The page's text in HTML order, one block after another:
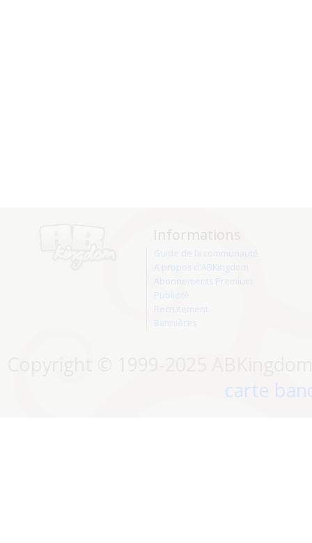
Informations
Guide de la communauté
A propos d'ABKingdom
Abonnements Premium
Publicité
Recrutement
Bannières
carte